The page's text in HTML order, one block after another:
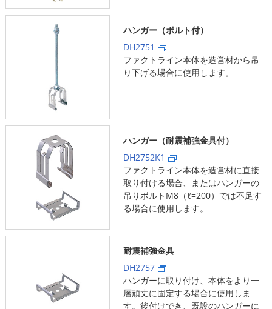
ハンガー（ボルト付）
DH2751
ファクトライン本体を造営材から吊
り下げる場合に使用します。
ハンガー（耐震補強金具付）
DH2752K1
ファクトライン本体を造営材に直接
取り付ける場合、またはハンガーの
吊りボルトM8（ℓ=200）では不足す
る場合に使用します。
耐震補強金具
DH2757
ハンガーに取り付け、本体をより一
層頑丈に固定する場合に使用しま
す。後付けでき、既設のハンガーに